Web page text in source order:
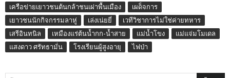
เครือข่ายเยาวชนต้นกล้าชนเผ่าพื้นเมือง
เผด็จการ
เยาวชนนักกิจกรรมลาหู่
เล่งเน่ยยี่
เวทีวิชาการไม่ใช่ค่ายทหาร
เสรีอินทนิล
เหมืองแร่ต้นน้ำกก-น้ำสาย แม่น้ำโขง
แม่แจ่มโมเดล
แสงดาว ศรัทธามั่น
โรงเรียนผู้สูงอายุ ไฟป่า